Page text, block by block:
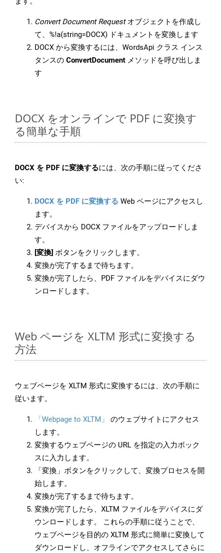
Convert Document Requestオブジェクトを作成し
て、%!a(string=DOCX) ドキュメントを変換します
DOCX から変換するには、WordsApi クラス インス
タンスの ConvertDocument メソッドを呼び出しま
す
DOCX をオンラインで PDF に変換す
る簡単な手順
DOCX を PDF に変換するには、次の手順に従ってくださ
い:
DOCX を PDF に変換する Web ページにアクセスし
ます。
デバイスから DOCX ファイルをアップロードしま
す。
[変換] ボタンをクリックします。
変換が完了するまで待ちます。
変換が完了したら、PDF ファイルをデバイスにダウ
ンロードします。
Web ページを XLTM 形式に変換する
方法
ウェブページを XLTM 形式に変換するには、次の手順に
従います。
「Webpage to XLTM」
のウェブサイトにアクセス
します。
変換するウェブページの URL を指定の入力ボック
スに入力します。
「変換」ボタンをクリックして、変換プロセスを開
始します。
変換が完了するまで待ちます。
変換が完了したら、XLTM ファイルをデバイスにダ
ウンロードします。 これらの手順に従うことで、
ウェブページを目的の XLTM 形式に簡単に変換して
ダウンロードし、オフラインでアクセスしてさらに